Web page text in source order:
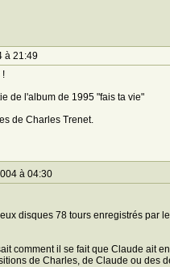
à 21:49
!
de l'album de 1995 "fais ta vie"
de Charles Trenet.
à 04:30
disques 78 tours enregistrés par
comment il se fait que Claude ait
de Charles, de Claude ou des